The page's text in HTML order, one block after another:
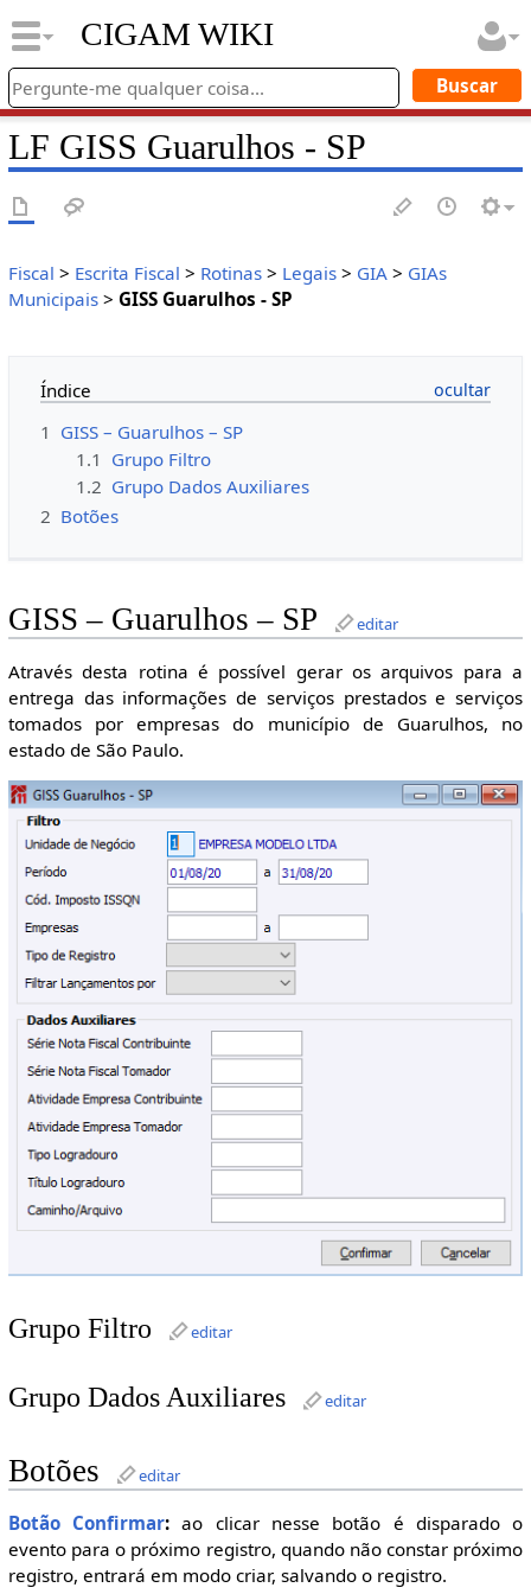
CIGAM WIKI
LF GISS Guarulhos - SP
Fiscal > Escrita Fiscal > Rotinas> Legais> GIA> GIAs
Municipais> GISS Guarulhos - SP
Índice
1 GISS – Guarulhos – SP
1.1 Grupo Filtro
1.2 Grupo Dados Auxiliares
2 Botões
GISS – Guarulhos – SP editar
Através desta rotina é possível gerar os arquivos para a
entrega das informações de serviços prestados e serviços
tomados por empresas do município de Guarulhos, no
estado de São Paulo.
Grupo Filtro editar
Grupo Dados Auxiliares editar
Botões editar
Botão Confirmar: ao clicar nesse botão é disparado o
evento para o próximo registro, quando não constar próximo
registro, entrará em modo criar, salvando o registro.